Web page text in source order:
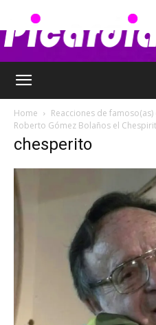
Home
Reacciones de
Roberto Gómez Bolaños el
chesperito